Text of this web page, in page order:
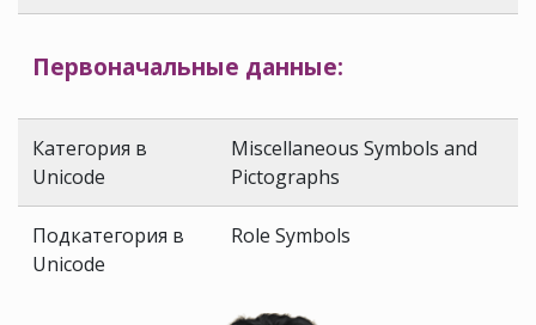
Первоначальные данные:
Категория в
Unicode
Miscellaneous Symbols and
Pictographs
Подкатегория в
Unicode
Role Symbols